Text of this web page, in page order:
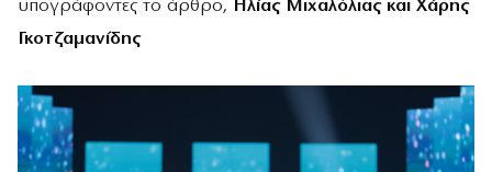
υπογράφοντες το άρθρο, Ηλίας Μιχαλόλιας και Χάρης
Γκοτζαμανίδης